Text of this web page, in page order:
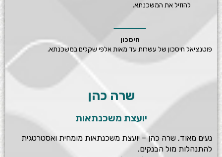
שרה כהן
יועצת משכנתאות
נעים מאוד, שרה כהן – יועצת משכנתאות מומחית ואסטרטגית
להתנהלות מול הבנקים.
להוזיל את המשכנתא.
חיסכון
פוטנציאל חיסכון של עשרות עד מאות אלפי שקלים במשכנתא.